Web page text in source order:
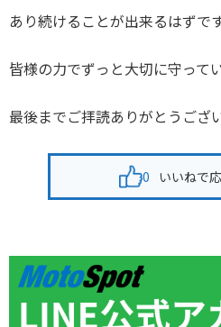
あり続けることが出来るはずです
皆様の力でずっと大切に守って
最後までご拝読ありがとうござ
0 いいねで